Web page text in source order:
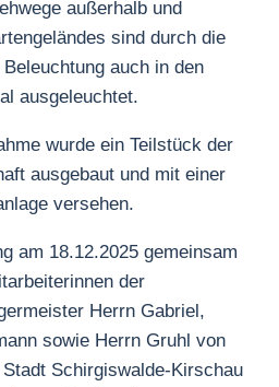
außerhalb und
sind durch die
auch in den
ausgeleuchtet.
wurde ein Teilstück der
ausgebaut und mit einer
versehen.
am 18.12.2025 gemeinsam
der
Herrn Gabriel,
sowie Herrn Gruhl von
Schirgiswalde-Kirschau